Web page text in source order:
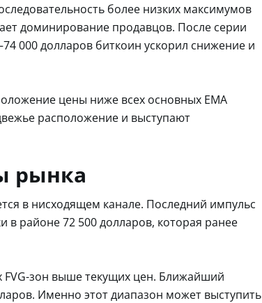
более низких максимумов
доминирование продавцов. После серии
000 долларов биткоин ускорил снижение и
цены ниже всех основных EMA
расположение и выступают
рынка
в нисходящем канале. Последний импульс
районе 72 500 долларов, которая ранее
зон выше текущих цен. Ближайший
Именно этот диапазон может выступить